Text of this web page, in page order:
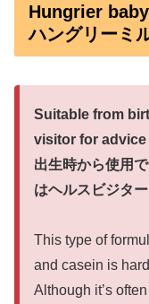
Hungrier
ハングリーミ
Suitable from
visitor for advice
出生時から使用
はヘルスビジタ
This type of
and casein is
Although it’s